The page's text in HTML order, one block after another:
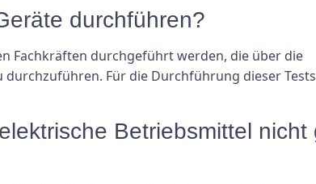
durchführen?
Fachkräften durchgeführt werden, die über die
Für die Durchführung dieser
Betriebsmittel nicht